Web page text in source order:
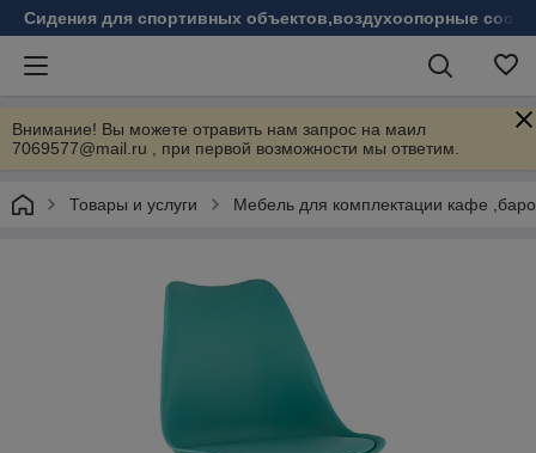
Сидения для спортивных объектов,воздухоопорные
Внимание! Вы можете отравить нам запрос на маил
7069577@mail.ru , при первой возможности мы ответим.
Товары и услуги Мебель для комплектации кафе